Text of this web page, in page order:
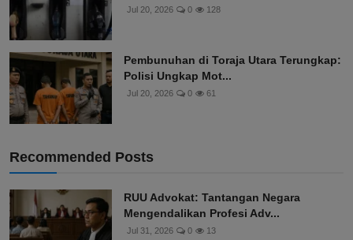
Jul 20, 2026 0 128
Pembunuhan di Toraja Utara Terungkap:
Polisi Ungkap Mot...
Jul 20, 2026 0 61
Recommended Posts
RUU Advokat: Tantangan Negara
Mengendalikan Profesi Adv...
Jul 31, 2026 0 13